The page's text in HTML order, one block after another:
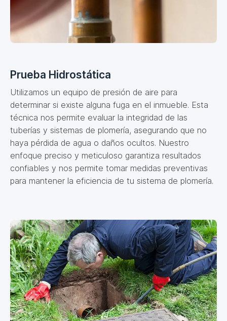
Prueba Hidrostática
Utilizamos un equipo de presión de aire para
determinar si existe alguna fuga en el inmueble. Esta
técnica nos permite evaluar la integridad de las
tuberías y sistemas de plomería, asegurando que no
haya pérdida de agua o daños ocultos. Nuestro
enfoque preciso y meticuloso garantiza resultados
confiables y nos permite tomar medidas preventivas
para mantener la eficiencia de tu sistema de plomería.